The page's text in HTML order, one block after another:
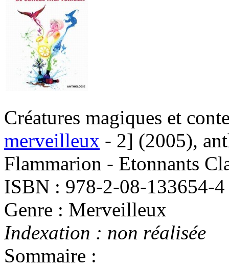
Créatures magiques et
merveilleux - 2] (2005),
Flammarion - Etonnants
ISBN : 978-2-08-133654-4
Genre : Merveilleux
Indexation : non réalisée
Sommaire :